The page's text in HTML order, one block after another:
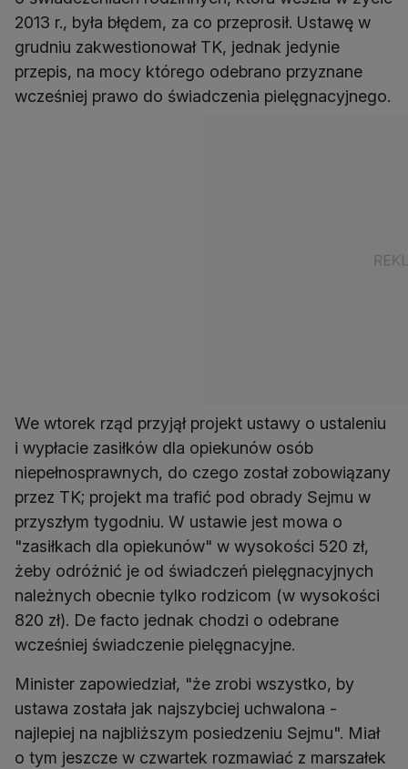
2013 r., była błędem, za co przeprosił. Ustawę w
grudniu zakwestionował TK, jednak jedynie
przepis, na mocy którego odebrano przyznane
wcześniej prawo do świadczenia pielęgnacyjnego.
We wtorek rząd przyjął projekt ustawy o ustaleniu
i wypłacie zasiłków dla opiekunów osób
niepełnosprawnych, do czego został zobowiązany
przez TK; projekt ma trafić pod obrady Sejmu w
przyszłym tygodniu. W ustawie jest mowa o
"zasiłkach dla opiekunów" w wysokości 520 zł,
żeby odróżnić je od świadczeń pielęgnacyjnych
należnych obecnie tylko rodzicom (w wysokości
820 zł). De facto jednak chodzi o odebrane
wcześniej świadczenie pielęgnacyjne.
Minister zapowiedział, "że zrobi wszystko, by
ustawa została jak najszybciej uchwalona -
najlepiej na najbliższym posiedzeniu Sejmu". Miał
o tym jeszcze w czwartek rozmawiać z marszałek